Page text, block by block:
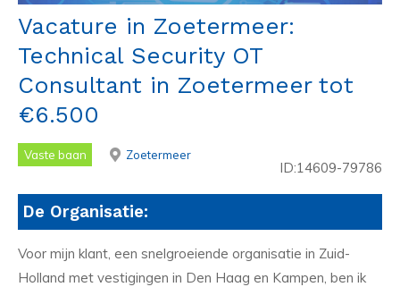
Vacature in Zoetermeer:
Technical Security OT
Consultant in Zoetermeer tot
€6.500
Vaste baan Zoetermeer
ID:14609-79786
De Organisatie:
Voor mijn klant, een snelgroeiende organisatie in Zuid-
Holland met vestigingen in Den Haag en Kampen, ben ik